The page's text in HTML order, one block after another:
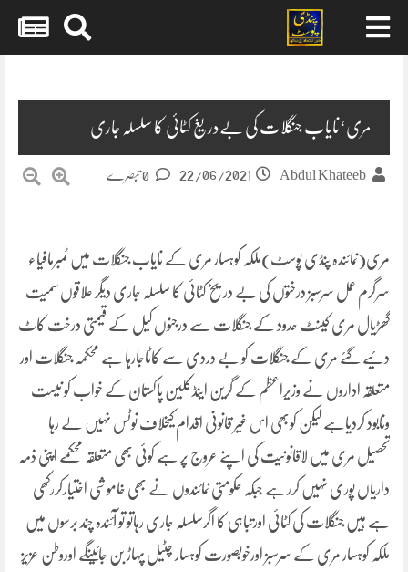
مری‘نایاب جنگلات کی بےدریغ کٹائی کا سلسلہ جاری
Abdul Khateeb
22/06/2021
مری(نمائندہ پنڈی پوسٹ)ملکہ کوہسار مری کے نایاب جنگلات میں ٹمبرمافیاء
سرگرم عمل سرسبز درختوں کی بے دریخ کٹائی کا سلسلہ جاری دیگر علاقوں سمیت
گھڑیال مری کینٹ حدود کے جنگلات سے درجنوں کیل کے قیمتی درخت کاٹ
دئیے گئے مری کے جنگلات کو بے دردی سے کاٹاجارہا ہے محکمہ جنگلات اور
متعلقہ اداروں نے وزیراعظم کے گرین اینڈکلین پاکستان کے خواب کو نیست
ونابود کردیاہے لیکن کوبھی اس غیر قانونی اقدام کیخلاف نوٹس نہیں لے رہا
تحصیل مری میں لاقانونیت کی اپنے عروج پر ہے کوئی بھی متعلقہ محکمے اپنی ذمہ
داریاں پوری نہیں کررہے جبکہ حکومتی نمائندوں نے بھی خاموشی اختیارکررکھی
ہے ہیں جنگلات کی کٹائی اورتباہی کا اگرسلسلہ جاری رہاتو تو آئندہ چند برسوں میں
ملکہ کوہسار مری کے سرسبز اورخوبصورت کوہسار چٹیل پہاڑ بن جائینگے اوروطن عزیز